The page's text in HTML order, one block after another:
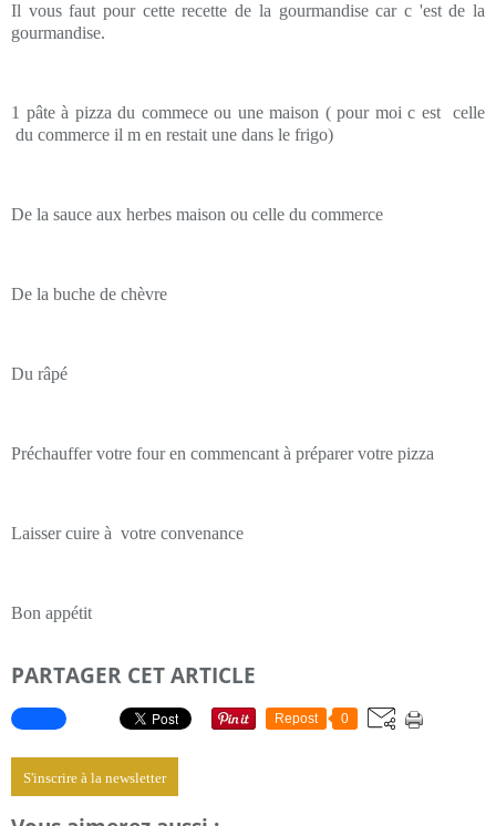
Il vous faut pour cette recette de la gourmandise car c 'est de la
gourmandise.
1 pâte à pizza du commece ou une maison ( pour moi c est celle
du commerce il m en restait une dans le frigo)
De la sauce aux herbes maison ou celle du commerce
De la buche de chèvre
Du râpé
Préchauffer votre four en commencant à préparer votre pizza
Laisser cuire à votre convenance
Bon appétit
PARTAGER CET ARTICLE
Repost 0
S'inscrire à la newsletter